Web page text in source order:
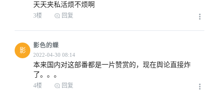
天天夹私活烦不烦啊
3楼 回复
影
影色的蝶
本来国内对这部番都是一片赞赏的，现在舆论直接炸
了。。。
4楼 回复